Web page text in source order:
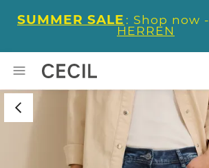
SUMMER SALE : Shop now -
HERREN